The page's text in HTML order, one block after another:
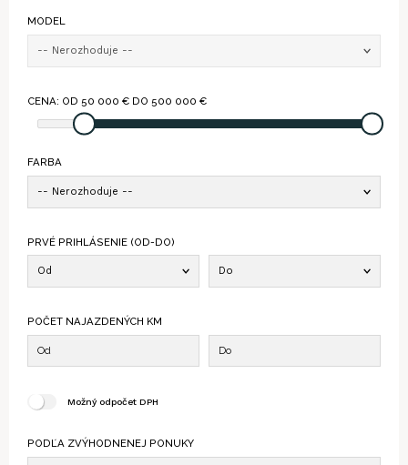
MODEL
-- Nerozhoduje --
CENA: OD 50 000 € DO 500 000 €
FARBA
-- Nerozhoduje --
PRVÉ PRIHLÁSENIE (OD-DO)
Od Do
POČET NAJAZDENÝCH KM
Možný odpočet DPH
PODĽA ZVÝHODNENEJ PONUKY